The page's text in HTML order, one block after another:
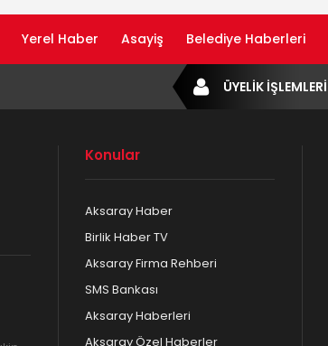
Yerel Haber Asayiş Belediye Haberleri
ÜYELİK İŞLEMLERİ
Konular
Aksaray Haber
Birlik Haber TV
Aksaray Firma Rehberi
SMS Bankası
Aksaray Haberleri
Aksaray Özel Haberler